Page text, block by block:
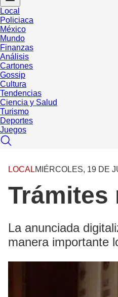
Local
Policiaca
México
Mundo
Finanzas
Análisis
Cartones
Gossip
Cultura
Tendencias
Ciencia y Salud
Turismo
Deportes
Juegos
LOCALMIÉRCOLES, 19 DE
Trámites
La anunciada
manera importante